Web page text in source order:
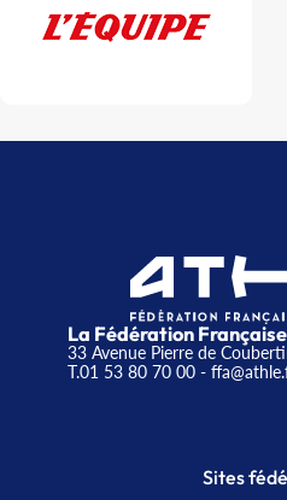
La Fédération
33 Avenue Pierre de
T.01 53 80 70 00-
Sites